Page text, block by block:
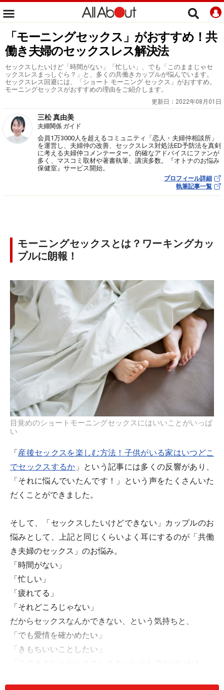
「モーニングセックス」がおすすめ！共
働き夫婦のセックスレス解決法
セックスしたいけど「時間がない」「忙しい」、でも「このままじゃセ
ックスレスまっしぐら？」と、多くの共働きカップルが悩んでいます。
セックスレス回避には、「ショート モーニング セックス」がおすすめ。
モーニングセックスがおすすめの理由をご紹介します。
更新日： 2022年08月01日
三松 真由美
夫婦関係 ガイド
会員1万3000人を超えるコミュニティ「恋人・夫婦仲相談所」
を運営し、夫婦仲の改善、セックスレス対処法ED予防法を真剣
に考える夫婦仲コメンテーター。的確なアドバイスにファンが
多く、マスコミ取材や著書執筆、講演多数。『オトナのお悩み
保健室』サービス開始。
プロフィール詳細
執筆記事一覧
モーニングセックスとは？ワーキングカッ
プルに朗報！
目覚めのショートモーニングセックスにはいいことがいっぱ
い
「 産後セックスを楽しむ方法！子供がいる家はいつどこ
でセックスするか 」という記事には多くの反響があり、
「それに悩んでいたんです！」という声をたくさんいた
だくことができました。
そして、「セックスしたいけどできない」カップルのお
悩みとして、上記と同じくらいよく耳にするのが「共働
き夫婦のセックス」のお悩み。
「時間がない」
「忙しい」
「疲れてる」
「それどころじゃない」
だからセックスなんかできない、という気持ちと、
「でも愛情を確かめたい」
「きもちいいことしたい」